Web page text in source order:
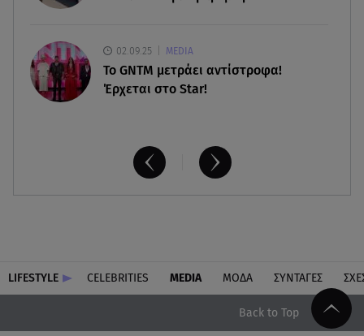
02.09.25 MEDIA
Το GNTM μετράει αντίστροφα!
Έρχεται στο Star!
LIFESTYLE CELEBRITIES MEDIA ΜΟΔΑ ΣΥΝΤΑΓΕΣ
Back to Top